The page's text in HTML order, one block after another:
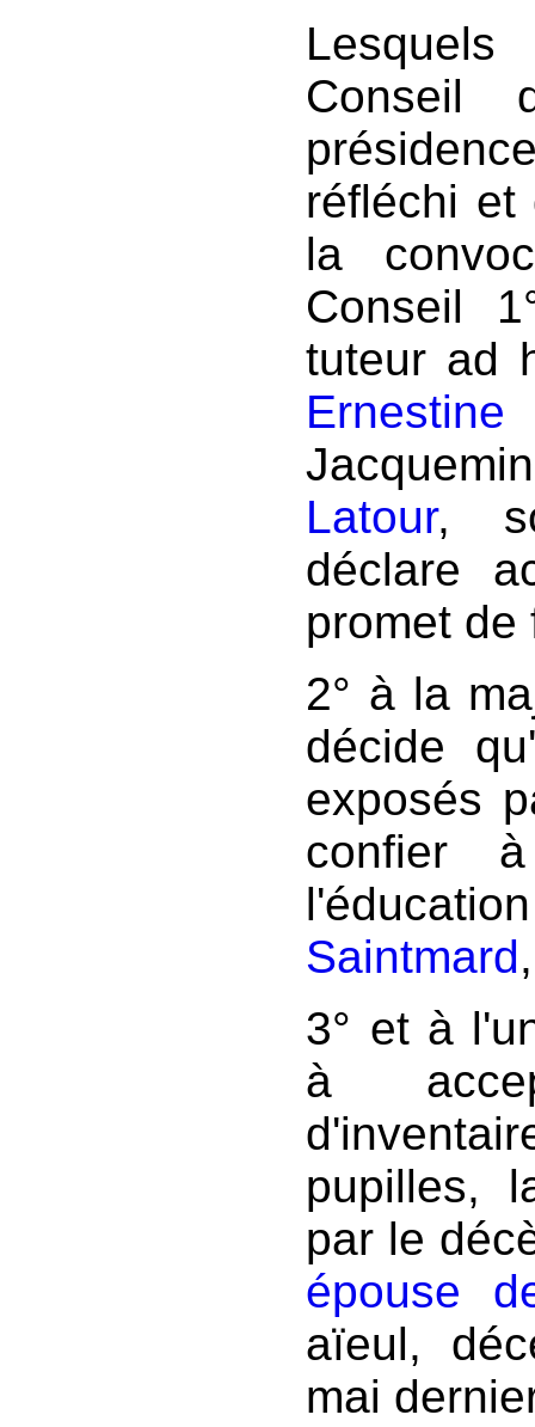
Conseil
réfléchi et
la
Conseil
tuteur ad
Ernestine
Latour,
déclare
promet de
2° à la
décide
exposés
confier
Saintmard
3° et à
à
pupilles,
par le
épouse
aïeul,
mai